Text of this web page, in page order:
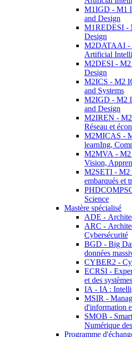
M1IGD - M1
and Design
M1REDESI -
Design
M2DATAAI -
Artificial
M2DESI - M2
Design
M2ICS - M2
and Systems
M2IGD - M2
and Design
M2IREN -
Réseau et
M2MICAS -
learnIng,
M2MVA - M2
Vision,
M2SETI - M2
embarqués et
Science
Mastère spécialisé
ADE -
ARC -
Cybersécurité
BGD - Big
données
CYBER2 -
ECRSI -
et des
IA - IA :
MSIR -
d'information
SMOB -
Numérique
Programme